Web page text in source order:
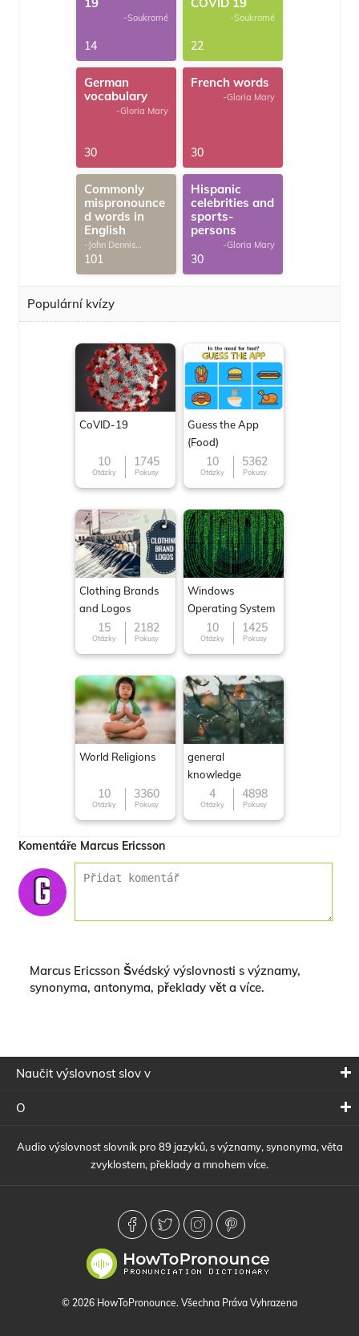
-Soukromé
14
-Soukromé
22
German
vocabulary
-Gloria Mary
30
French words
-Gloria Mary
30
Commonly
mispronounce
d words in
English
-John Dennis
G.Thomas
101
Hispanic
celebrities and
sports-
persons
-Gloria Mary
30
Populární kvízy
CoVID-19
10
Otázky
1745
Pokusy
Guess the App
(Food)
10
Otázky
5362
Pokusy
Clothing Brands
and Logos
15
Otázky
2182
Pokusy
Windows
Operating System
10
Otázky
1425
Pokusy
World Religions
10
Otázky
3360
Pokusy
general
knowledge
4
Otázky
4898
Pokusy
Komentáře Marcus Ericsson
Marcus Ericsson Švédský výslovnosti s významy,
synonyma, antonyma, překlady vět a více.
Naučit výslovnost slov v
O
Audio výslovnost slovník pro 89 jazyků, s významy, synonyma, věta
zvyklostem, překlady a mnohem více.
© 2026 HowToPronounce. Všechna Práva Vyhrazena